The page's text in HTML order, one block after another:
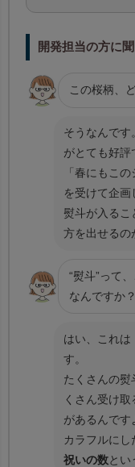
開発担当の方に
この桜柄、
そうなんです
がとても好評
「春にもこ
を受けて企画
熨斗が入るこ
方を出せるの
“熨斗”って
なんですか？
はい、これは
す。
たくさんの熨
くさん受け
があるんです
カラフルに
祝いの数とい